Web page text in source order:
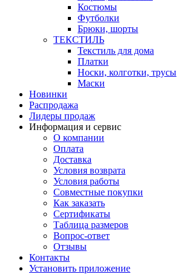
Костюмы
Футболки
Брюки, шорты
ТЕКСТИЛЬ
Текстиль для дома
Платки
Носки, колготки, трусы
Маски
Новинки
Распродажа
Лидеры продаж
Информация и сервис
О компании
Оплата
Доставка
Условия возврата
Условия работы
Совместные покупки
Как заказать
Сертификаты
Таблица размеров
Вопрос-ответ
Отзывы
Контакты
Установить приложение